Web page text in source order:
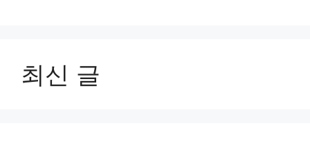
최신 글